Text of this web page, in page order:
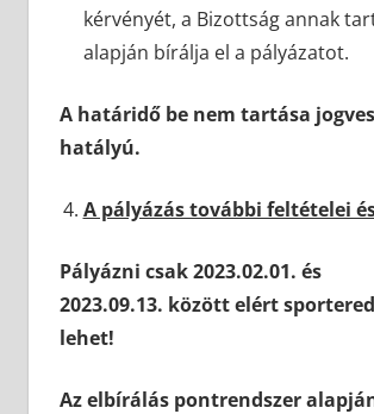
kérvényét, a Bizottság annak
alapján bírálja el a pályázatot.
A határidő be nem tartása
hatályú.
A pályázás további feltételei
Pályázni csak 2023.02.01. és
2023.09.13. között elért
lehet!
Az elbírálás pontrendszer